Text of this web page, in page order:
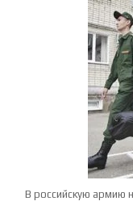
В российскую армию